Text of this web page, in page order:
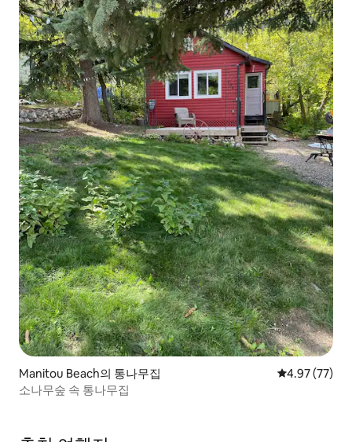
Manitou Beach의 통나무집 평점 4.97점(5
4.97 (77)
소나무숲 속 통나무집